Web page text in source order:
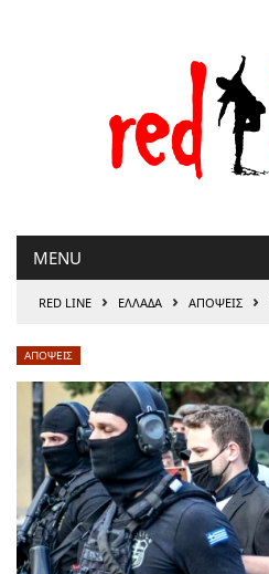
MENU
RED LINE › ΕΛΛΑΔΑ › ΑΠΟΨΕΙΣ ›
ΑΠΟΨΕΙΣ